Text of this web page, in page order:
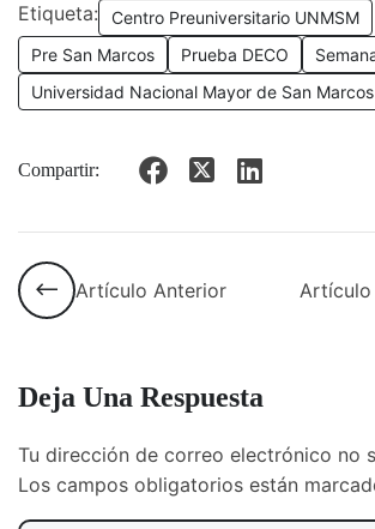
Etiqueta:
Centro Preuniversitario UNMSM
Pre San Marcos
Prueba DECO
Universidad Nacional Mayor de San Marcos
Compartir:
Artículo Anterior Artículo
Deja Una Respuesta
Tu dirección de correo electrónico no
Los campos obligatorios están